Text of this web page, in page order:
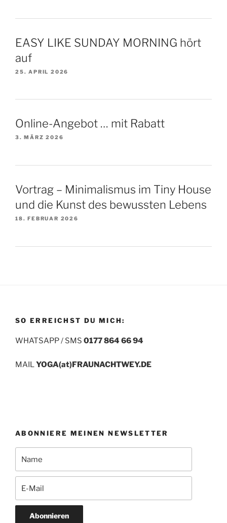
EASY LIKE SUNDAY MORNING hört
auf
25. APRIL 2026
Online-Angebot … mit Rabatt
3. MÄRZ 2026
Vortrag – Minimalismus im Tiny House
und die Kunst des bewussten Lebens
18. FEBRUAR 2026
SO ERREICHST DU MICH:
WHATSAPP / SMS 0177 864 66 94
MAILYOGA(at)FRAUNACHTWEY.DE
ABONNIERE MEINEN NEWSLETTER
Abonnieren